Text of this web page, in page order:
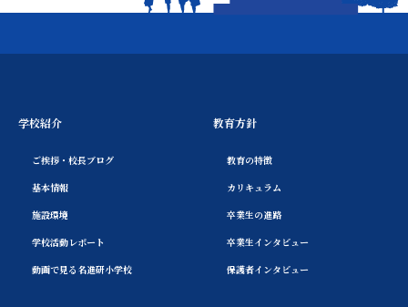
学校紹介
ご挨拶・校長ブログ
基本情報
施設環境
学校活動レポート
動画で見る名進研小学校
教育方針
教育の特徴
カリキュラム
卒業生の進路
卒業生インタビュー
保護者インタビュー